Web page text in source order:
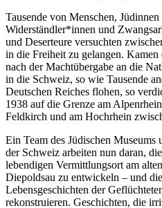
Tausende von Menschen,
Widerständler*innen und
und Deserteure versuchten
in die Freiheit zu gelangen.
nach der Machtübergabe an die
in die Schweiz, so wie Tausende
Deutschen Reiches flohen, so
1938 auf die Grenze am
Feldkirch und am Hochrhein
Ein Team des Jüdischen
der Schweiz arbeiten nun daran,
lebendigen Vermittlungsort am
Diepoldsau zu entwickeln – und
Lebensgeschichten der
rekonstruieren. Geschichten, die